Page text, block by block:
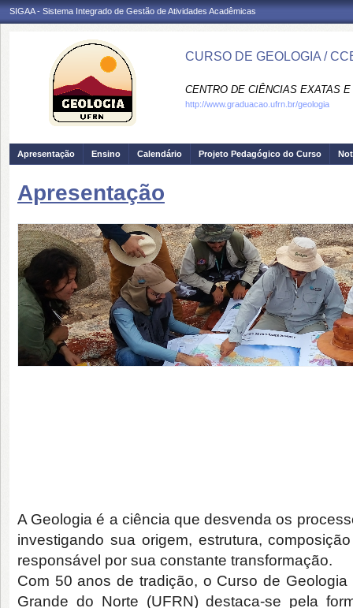
SIGAA - Sistema Integrado de Gestão de Atividades Acadêmicas
CURSO DE GEOLOGIA /
CENTRO DE CIÊNCIAS EXATAS
http://www.graduacao.ufrn.br/geologia
Apresentação Ensino Calendário Projeto Pedagógico do Curso
Apresentação
A Geologia é a ciência que desvenda os
investigando sua origem, estrutura,
responsável por sua constante transformação.
Com 50 anos de tradição, o Curso de
Grande do Norte (UFRN) destaca-se pela